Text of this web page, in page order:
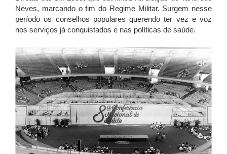
Neves, marcando o fim do Regime Militar. Surgem nesse
período os conselhos populares querendo ter vez e voz
nos serviços já conquistados e nas políticas de saúde.